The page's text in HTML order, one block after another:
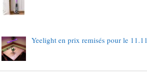
Yeelight en prix remisés pour le 11.11